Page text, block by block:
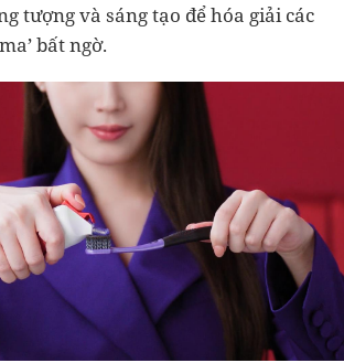
tượng và sáng tạo để hóa giải các
bất ngờ.